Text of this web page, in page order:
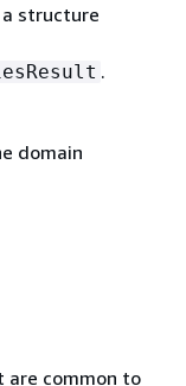
structure
.
domain
are common to